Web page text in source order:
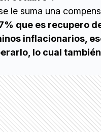
le suma una
que es recupero
inflacionarios,
lo cual